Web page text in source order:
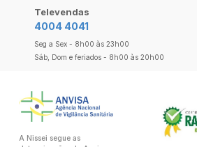
Televendas
4004 4041
Seg a Sex - 8h00 às 23h00
Sáb, Dom e feriados - 8h00 às 20h00
A Nissei segue as